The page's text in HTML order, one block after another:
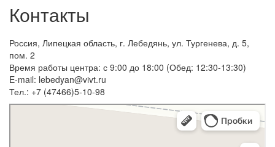
Контакты
Россия, Липецкая область, г. Лебедянь, ул. Тургенева, д. 5,
пом. 2
Время работы центра: с 9:00 до 18:00 (Обед: 12:30-13:30)
E-mail: lebedyan@vivt.ru
Тел.: +7 (47466)5-10-98
Воронежский институт высоких технологий региональный центр